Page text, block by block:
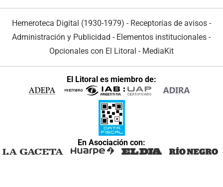
Hemeroteca Digital (1930-1979) - Receptorías de avisos -
Administración y Publicidad - Elementos institucionales -
Opcionales con El Litoral - MediaKit
El Litoral es miembro de:
En Asociación con: